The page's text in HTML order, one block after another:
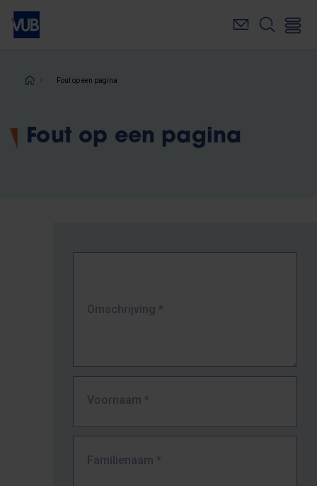
Overslaan
naar
inhoudKruimelpad
Fout op een pagina
Fout op een pagina
Omschrijving *
Voornaam *
Familienaam *